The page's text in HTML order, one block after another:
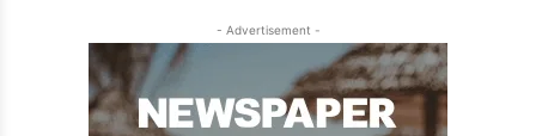
- Advertisement -